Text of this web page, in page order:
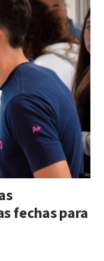
fechas para